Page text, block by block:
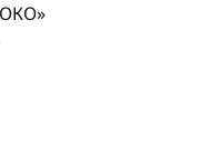
ОКО»